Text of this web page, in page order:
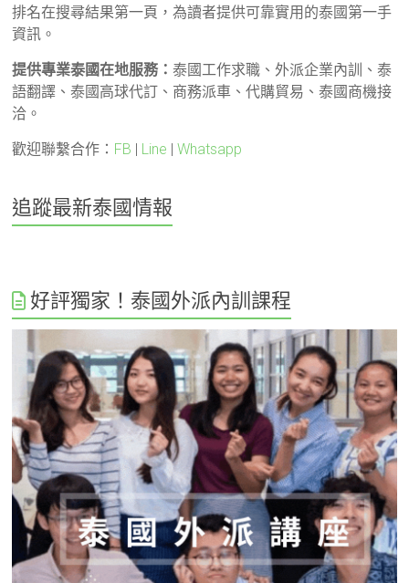
排名在搜尋結果第一頁，為讀者提供可靠實用的泰國第一手
資訊。
提供專業泰國在地服務：泰國工作求職、外派企業內訓、泰
語翻譯、泰國高球代訂、商務派車、代購貿易、泰國商機接
洽。
歡迎聯繫合作： FB | Line |Whatsapp
追蹤最新泰國情報
好評獨家！泰國外派內訓課程